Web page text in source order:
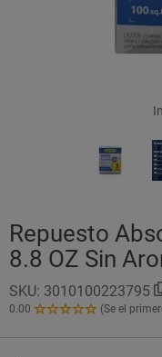
Repuesto
8.8 OZ Sin
SKU: 3010100223795
0.00
0.00
(Se el